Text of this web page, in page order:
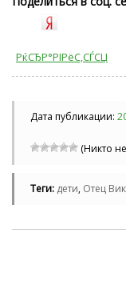
РќСЂР°РІРёС‚СЃСЏ
Дата публикации:
(Никто
Теги: дети, Отец